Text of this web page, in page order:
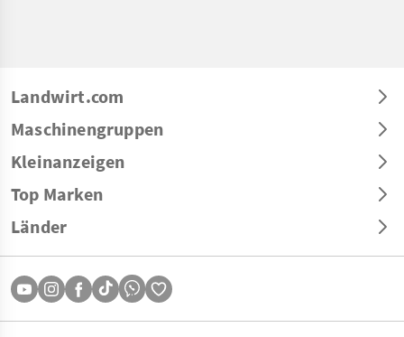
Landwirt.com
Maschinengruppen
Kleinanzeigen
Top Marken
Länder